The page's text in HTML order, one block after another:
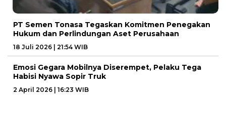
PT Semen Tonasa Tegaskan Komitmen Penegakan
Hukum dan Perlindungan Aset Perusahaan
18 Juli 2026 | 21:54 WIB
Emosi Gegara Mobilnya Diserempet, Pelaku Tega
Habisi Nyawa Sopir Truk
2 April 2026 | 16:23 WIB